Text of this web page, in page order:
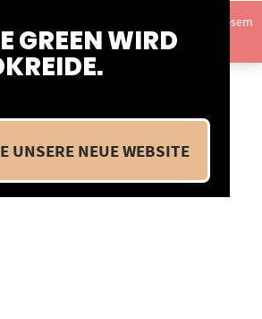
GREEN WIRD
UNSERE NEUE WEBSITE
befinden wir uns im Betriebsurlaub. In diesem
kein Versand statt.Ausblenden